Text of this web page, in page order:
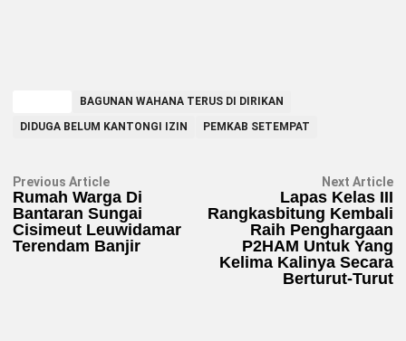
BAGUNAN WAHANA TERUS DI DIRIKAN
DIDUGA BELUM KANTONGI IZIN
PEMKAB SETEMPAT
Navigasi
pos
Previous ArticlePrevious
article:
Rumah Warga Di
Bantaran Sungai
Cisimeut Leuwidamar
Terendam Banjir
Next Article
Lapas Kelas III
Rangkasbitung Kembali
Raih Penghargaan
P2HAM Untuk Yang
Kelima Kalinya Secara
Berturut-Turut